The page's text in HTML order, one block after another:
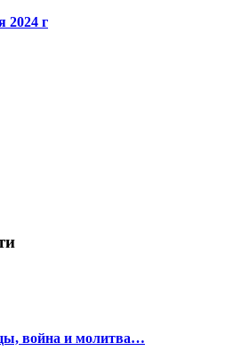
2024 г
война и молитва…